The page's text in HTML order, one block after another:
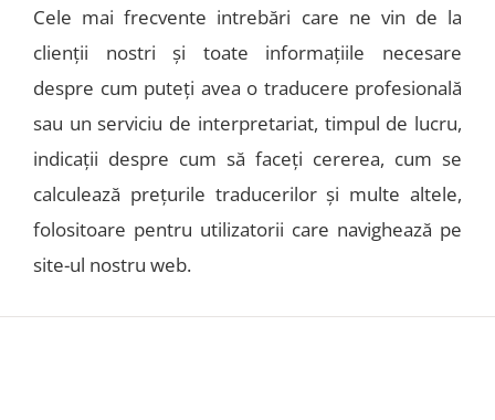
Cele mai frecvente intrebări care ne vin de la
clienţii nostri și toate informaţiile necesare
despre cum puteţi avea o traducere profesională
sau un serviciu de interpretariat, timpul de lucru,
indicaţii despre cum să faceţi cererea, cum se
calculează preţurile traducerilor și multe altele,
folositoare pentru utilizatorii care navighează pe
site-ul nostru web.